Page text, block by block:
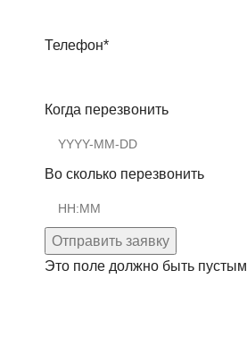
Телефон*
Когда перезвонить
Во сколько перезвонить
Отправить заявку
Это поле должно быть пустым